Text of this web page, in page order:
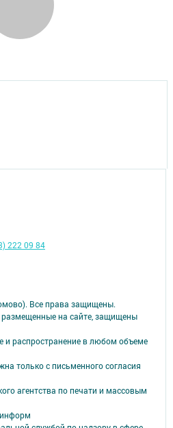
Все права защищены.
на сайте, защищены
и распространение в любом объеме
только с письменного согласия
агентства по печати и массовым
222 09 84